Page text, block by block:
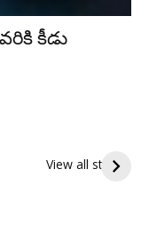
కీడు
View all stories
గిరి ప్రదక్షిణ